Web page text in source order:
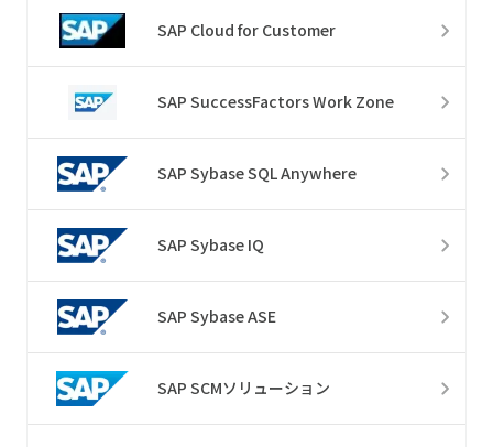
SAP Cloud for Customer
SAP SuccessFactors Work Zone
SAP Sybase SQL Anywhere
SAP Sybase IQ
SAP Sybase ASE
SAP SCMソリューション